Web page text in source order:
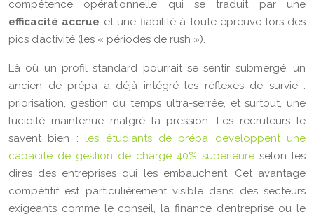
compétence opérationnelle qui se traduit par une
efficacité accrue et une fiabilité à toute épreuve lors des
pics d’activité (les « périodes de rush »).
Là où un profil standard pourrait se sentir submergé, un
ancien de prépa a déjà intégré les réflexes de survie :
priorisation, gestion du temps ultra-serrée, et surtout, une
lucidité maintenue malgré la pression. Les recruteurs le
savent bien : les étudiants de prépa développent une
capacité de gestion de charge 40% supérieure selon les
dires des entreprises qui les embauchent. Cet avantage
compétitif est particulièrement visible dans des secteurs
exigeants comme le conseil, la finance d’entreprise ou le